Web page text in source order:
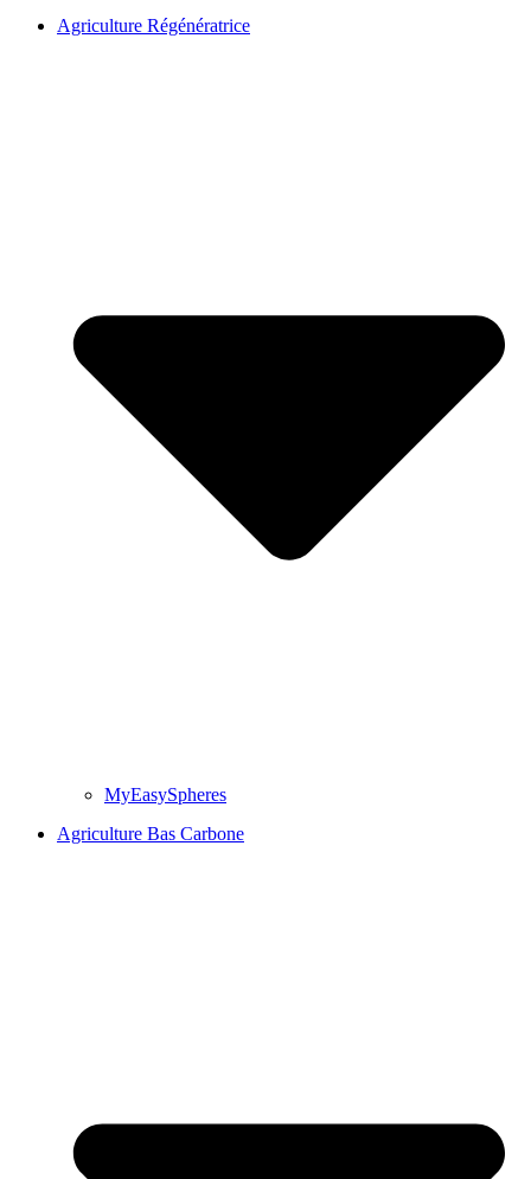
Agriculture Régénératrice
MyEasySpheres
Agriculture Bas Carbone